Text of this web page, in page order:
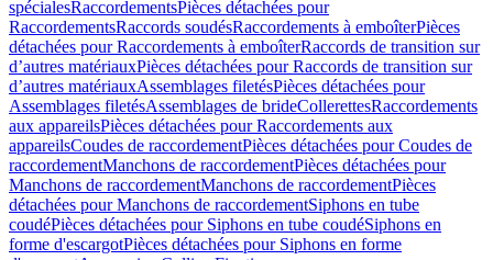
spécialesRaccordementsPièces détachées pour
RaccordementsRaccords soudésRaccordements à emboîterPièces
détachées pour Raccordements à emboîterRaccords de transition sur
d’autres matériauxPièces détachées pour Raccords de transition sur
d’autres matériauxAssemblages filetésPièces détachées pour
Assemblages filetésAssemblages de brideCollerettesRaccordements
aux appareilsPièces détachées pour Raccordements aux
appareilsCoudes de raccordementPièces détachées pour Coudes de
raccordementManchons de raccordementPièces détachées pour
Manchons de raccordementManchons de raccordementPièces
détachées pour Manchons de raccordementSiphons en tube
coudéPièces détachées pour Siphons en tube coudéSiphons en
forme d'escargotPièces détachées pour Siphons en forme